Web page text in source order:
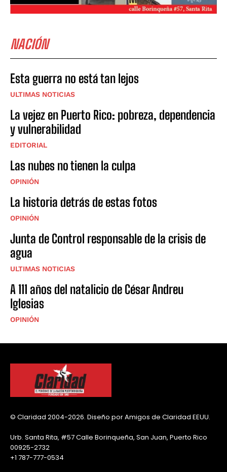
NACIÓN
Esta guerra no está tan lejos
ULTIMAS NOTICIAS
La vejez en Puerto Rico: pobreza, dependencia
y vulnerabilidad
EDITORIAL
Las nubes no tienen la culpa
OPINIÓN
La historia detrás de estas fotos
OPINIÓN
Junta de Control responsable de la crisis de
agua
ULTIMAS NOTICIAS
A 111 años del natalicio de César Andreu
Iglesias
OPINIÓN
© Claridad 2004-2026. Diseño por Amigos de Claridad EEUU.
Urb. Santa Rita, #57 Calle Borinqueña, San Juan, Puerto Rico
00925-2732
+1 787-777-0534